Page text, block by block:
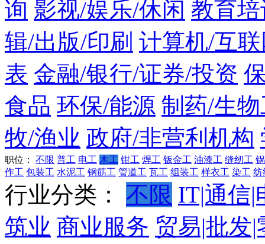
询 影视/娱乐/休闲 教育
辑/出版/印刷 计算机/互
表 金融/银行/证券/投资
食品 环保/能源 制药/生
牧/渔业 政府/非营利机构
职位： 不限 普工 电工 木工 钳工 焊工 钣金工 油漆工 缝纫工
作工 包装工 水泥工 钢筋工 管道工 瓦工 组装工 样衣工 染工 纺
行业分类： 不限 IT|通信|
筑业 商业服务 贸易|批发